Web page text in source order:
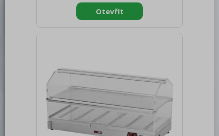
spotřebiče: Elektrické zařízení Typ
vlastností zařízení: Vyhřívané Příkon
elektrický [kW]: 0.400 Napájení: 230 V /